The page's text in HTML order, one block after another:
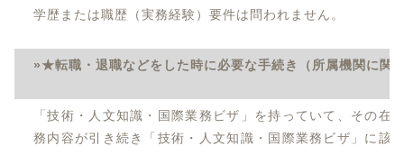
学歴または職歴（実務経験）要件は問われません。
»★転職・退職などをした時に必要な手続き（所属機関に関
「技術・人文知識・国際業務ビザ」を持っていて、その在
務内容が引き続き「技術・人文知識・国際業務ビザ」に該